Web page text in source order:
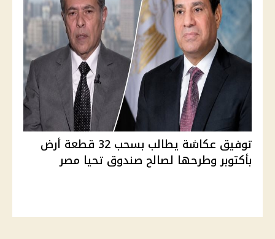
توفيق عكاشة يطالب بسحب 32 قطعة أرض
بأكتوبر وطرحها لصالح صندوق تحيا مصر